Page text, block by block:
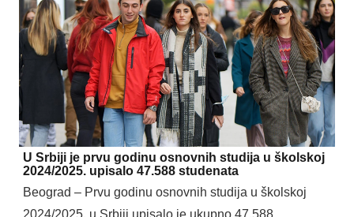
U Srbiji je prvu godinu osnovnih studija u školskoj
2024/2025. upisalo 47.588 studenata
Beograd – Prvu godinu osnovnih studija u školskoj
2024/2025. u Srbiji upisalo je ukupno 47.588